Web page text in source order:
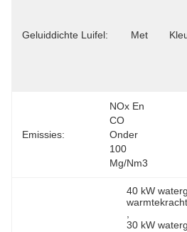
Geluiddichte Luifel: Met
Emissies:
NOx En
CO
Onder
100
Mg/Nm3
40 kW
30 kW